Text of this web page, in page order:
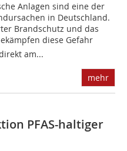
Anlagen sind eine der
in Deutschland.
Brandschutz und das
bekämpfen diese Gefahr
am...
mehr
PFAS-haltiger